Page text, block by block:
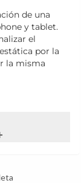
de una
y tablet.
el
por la
la misma